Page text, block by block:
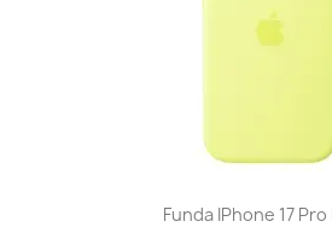
Funda IPhone 17 Pro